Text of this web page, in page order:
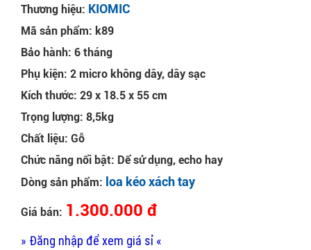
Thương hiệu: KIOMIC
Mã sản phẩm: k89
Bảo hành: 6 tháng
Phụ kiện: 2 micro không dây, dây sạc
Kích thước: 29 x 18.5 x 55 cm
Trọng lượng: 8,5kg
Chất liệu: Gỗ
Chức năng nổi bật: Dể sử dụng, echo hay
Dòng sản phẩm: loa kéo xách tay
Giá bán: 1.300.000 đ
» Đăng nhập để xem giá sỉ «